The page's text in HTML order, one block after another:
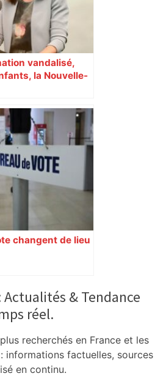
vandalisé,
la Nouvelle-
changent de lieu
Actualités & Tendance
réel.
recherchés en France et les
informations factuelles, sources
en continu.